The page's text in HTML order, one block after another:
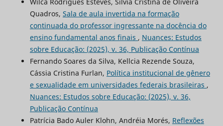
Quadros, Sala de aula invertida na formação
continuada do professor ingressante na docência do
ensino fundamental anos finais , Nuances: Estudos
sobre Educação: (2025), v. 36, Publicação Contínua
Fernando Soares da Silva, Kellcia Rezende Souza,
Cássia Cristina Furlan, Política institucional de gênero
e sexualidade em universidades federais brasileiras ,
Nuances: Estudos sobre Educação: (2025), v. 36,
Publicação Contínua
Patrícia Bado Auler Klohn, Andréia Morés, Reflexões